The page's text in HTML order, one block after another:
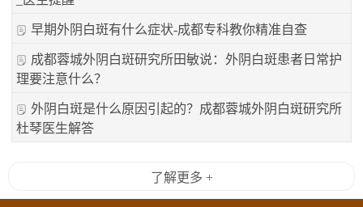
早期外阴白斑有什么症状-成都专科教你精准自查
成都蓉城外阴白斑研究所田敏说：外阴白斑患者日常护
理要注意什么？
外阴白斑是什么原因引起的？成都蓉城外阴白斑研究所
杜琴医生解答
了解更多 +